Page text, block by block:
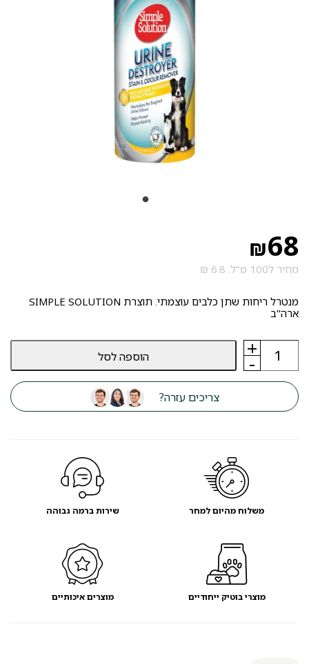
₪68
מחיר ל100 מ"ל: 6.8 ₪
מנטרל ריחות שתן כלבים עוצמתי. תוצרת SIMPLE SOLUTION
ארה"ב
-
כמות
סימפל
סולושן
SIMPLE
SOLUTION
משמיד
+ הוספה לסל
צריכים עזרה?
משלוח מהיום למחר שירות ברמה גבוהה
מוצרי בוטיק ייחודיים מוצרים איכותיים